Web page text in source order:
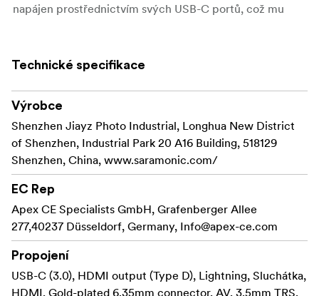
napájen prostřednictvím svých USB-C portů, což mu
Přenosný přijímač RX9s
Saramonic RX9s je dvoukanálový bezdrátový UHF
přijímač s možností upevnění na fotoaparát. Vyznačuje
se širokým přepínatelným RF pásmem, vysoce
kontrastním OLED displejem, infračerveným párováním
a synchronizací mezi vysílačem a přijímačem. Dvě
odnímatelné antény lze pro lepší příjem otočit o 360°.
Výstup přijímače lze přepínat mezi mono a stereo
režimem. Funkce LCF (Low-Cut Filter) na přijímači
minimalizuje nízkofrekvenční šum.
Bodypack vysílač TX9s
Saramonic TX9s je bodypack vysílač s možností
upevnění. Je vybaven snadno čitelným OLED displejem,
Technické specifikace
Výrobce
Shenzhen Jiayz Photo Industrial, Longhua New District
of Shenzhen, Industrial Park 20 A16 Building, 518129
Shenzhen, China, www.saramonic.com/
EC Rep
Apex CE Specialists GmbH, Grafenberger Allee
277,40237 Düsseldorf, Germany, Info@apex-ce.com
Propojení
USB-C (3.0), HDMI output (Type D), Lightning, Sluchátka,
HDMI, Gold-plated 6.35mm connector, AV, 3.5mm TRS,